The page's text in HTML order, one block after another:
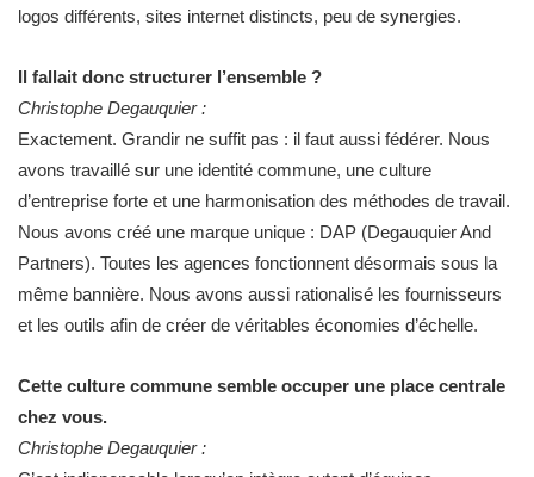
logos différents, sites internet distincts, peu de synergies.
Il fallait donc structurer l’ensemble ?
Christophe Degauquier :
Exactement. Grandir ne suffit pas : il faut aussi fédérer. Nous
avons travaillé sur une identité commune, une culture
d’entreprise forte et une harmonisation des méthodes de travail.
Nous avons créé une marque unique : DAP (Degauquier And
Partners). Toutes les agences fonctionnent désormais sous la
même bannière. Nous avons aussi rationalisé les fournisseurs
et les outils afin de créer de véritables économies d’échelle.
Cette culture commune semble occuper une place centrale
chez vous.
Christophe Degauquier :